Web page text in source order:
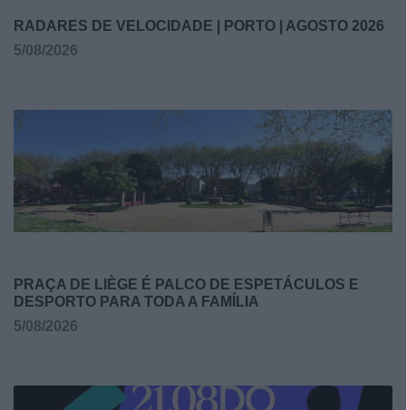
RADARES DE VELOCIDADE | PORTO | AGOSTO 2026
5/08/2026
PRAÇA DE LIÈGE É PALCO DE ESPETÁCULOS E
DESPORTO PARA TODA A FAMÍLIA
5/08/2026